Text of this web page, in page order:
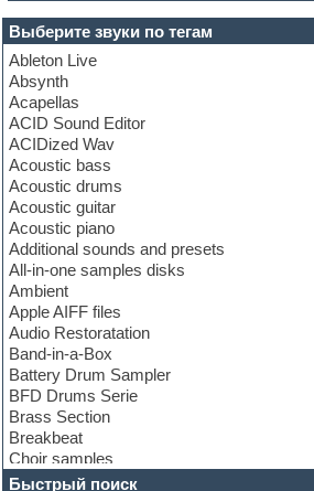
Выберите звуки по тегам
Ableton Live
Absynth
Acapellas
ACID Sound Editor
ACIDized Wav
Acoustic bass
Acoustic drums
Acoustic guitar
Acoustic piano
Additional sounds and presets
All-in-one samples disks
Ambient
Apple AIFF files
Audio Restoratation
Band-in-a-Box
Battery Drum Sampler
BFD Drums Serie
Brass Section
Breakbeat
Choir samples
Chris Hein Samples
Быстрый поиск